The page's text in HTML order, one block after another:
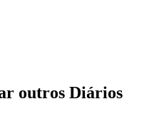
outros Diários